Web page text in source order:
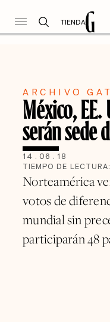
TIENDA
ARCHIVO
México, EE.
serán sede
14 . 06 . 18
TIEMPO DE LECTURA:
Norteamérica
votos de
mundial sin
participarán 48